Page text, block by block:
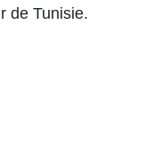
de Tunisie.